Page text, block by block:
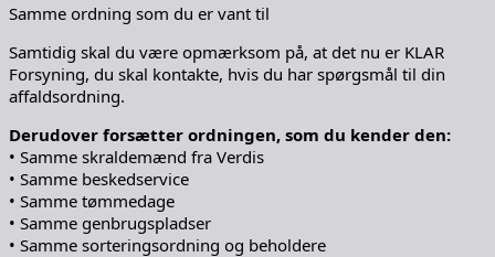
Samme ordning som du er vant til
Samtidig skal du være opmærksom på, at det nu er KLAR
Forsyning, du skal kontakte, hvis du har spørgsmål til din
affaldsordning.
Derudover forsætter ordningen, som du kender den:
• Samme skraldemænd fra Verdis
• Samme beskedservice
• Samme tømmedage
• Samme genbrugspladser
• Samme sorteringsordning og beholdere